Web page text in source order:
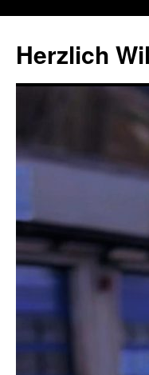
Herzlich